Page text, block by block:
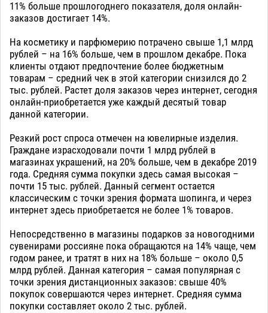
11% больше прошлогоднего показателя, доля онлайн-
заказов достигает 14%.
На косметику и парфюмерию потрачено свыше 1,1 млрд
рублей – на 16% больше, чем в прошлом декабре. Пока
клиенты отдают предпочтение более бюджетным
товарам – средний чек в этой категории снизился до 2
тыс. рублей. Растет доля заказов через интернет, сегодня
онлайн-приобретается уже каждый десятый товар
данной категории.
Резкий рост спроса отмечен на ювелирные изделия.
Граждане израсходовали почти 1 млрд рублей в
магазинах украшений, на 20% больше, чем в декабре 2019
года. Средняя сумма покупки здесь самая высокая –
почти 15 тыс. рублей. Данный сегмент остается
классическим с точки зрения формата шопинга, и через
интернет здесь приобретается не более 1% товаров.
Непосредственно в магазины подарков за новогодними
сувенирами россияне пока обращаются на 14% чаще, чем
годом ранее, и тратят в них на 18% больше – около 0,5
млрд рублей. Данная категория – самая популярная с
точки зрения дистанционных заказов: свыше 40%
покупок совершаются через интернет. Средняя сумма
покупки составляет около 2 тыс. рублей.